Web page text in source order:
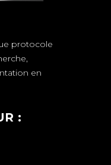
protocole
en
: